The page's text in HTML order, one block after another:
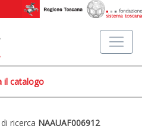
il catalogo
ricerca NAAUAF006912